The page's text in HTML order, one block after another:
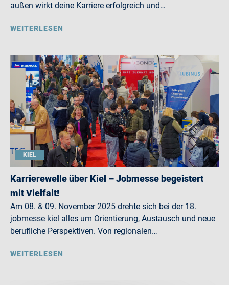
außen wirkt deine Karriere erfolgreich und…
WEITERLESEN
KIEL
Karrierewelle über Kiel – Jobmesse begeistert
mit Vielfalt!
Am 08. & 09. November 2025 drehte sich bei der 18.
jobmesse kiel alles um Orientierung, Austausch und neue
berufliche Perspektiven. Von regionalen…
WEITERLESEN